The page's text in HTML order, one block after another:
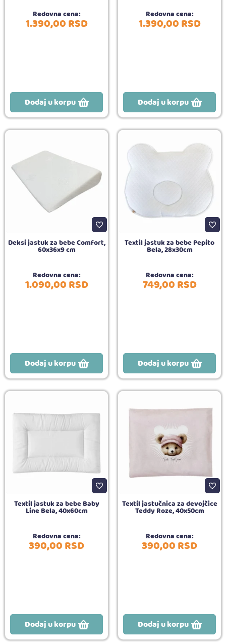
Redovna cena:
1.390,00RSD
Dodaj u korpu
Redovna cena:
1.390,00RSD
Dodaj u korpu
Deksi jastuk za bebe Comfort,
60x36x9 cm
Redovna cena:
1.090,00RSD
Dodaj u korpu
Textil jastuk za bebe Pepito
Bela, 28x30cm
Redovna cena:
749,00RSD
Dodaj u korpu
Textil jastuk za bebe Baby
Line Bela, 40x60cm
Redovna cena:
390,00RSD
Dodaj u korpu
Textil jastučnica za devojčice
Teddy Roze, 40x50cm
Redovna cena:
390,00RSD
Dodaj u korpu